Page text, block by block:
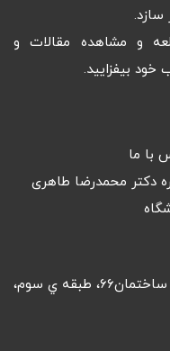
سازد.
و مشاهده مقالات و
بیفزایید.
با ما
دکتر محمدرضا طاهری
بولوار سجاد، روبروي خيابان ميلاد، ساختمان٦٦، طبقه ي سوم،